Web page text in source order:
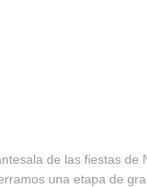
de las fiestas de
una etapa de